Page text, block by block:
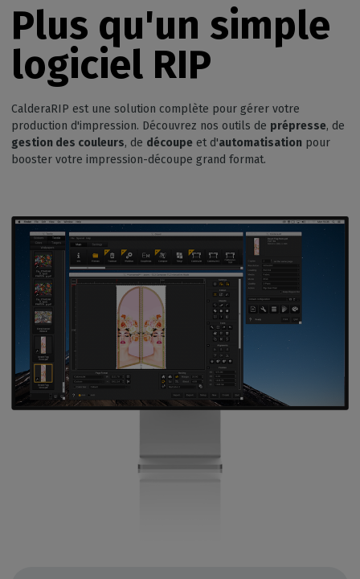
Plus qu'un simple
logiciel RIP
CalderaRIP est une solution complète pour gérer votre
production d'impression. Découvrez nos outils de prépresse, de
gestion des couleurs, de découpe et d'automatisation pour
booster votre impression-découpe grand format.